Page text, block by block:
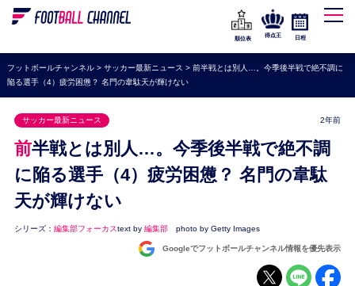
WEリーグ
海外サッカー
プレミアリーグ
ラ・リーガ
セリエA
ブンデスリーガ
UEFA
ナショナルチーム
順位表
得点王 日程
フットボールチャンネル> サッカー最新ニュース > 前半戦とは別人…。今季後半戦で絶不調に
陥る選手（4）疲労困憊？ 名門の韋駄天が輝けない
サッカー最新ニュース 2年前
前半戦とは別人…。今季後半戦で絶不調
に陥る選手（4）疲労困憊？ 名門の韋駄
天が輝けない
シリーズ： 編集部フォーカスtext by 編集部 photo by Getty Images
Googleでフットボールチャンネル情報を優先表示